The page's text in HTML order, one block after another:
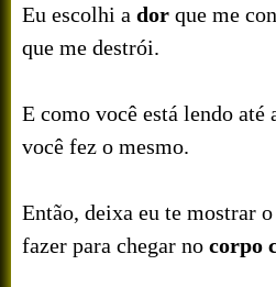
Eu escolhi a dor que me
que me destrói.
E como você está lendo até
você fez o mesmo.
Então, deixa eu te mostrar
fazer para chegar no corpo